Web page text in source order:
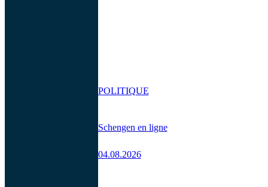
Schengen en ligne
04.08.2026
POLITIQUE